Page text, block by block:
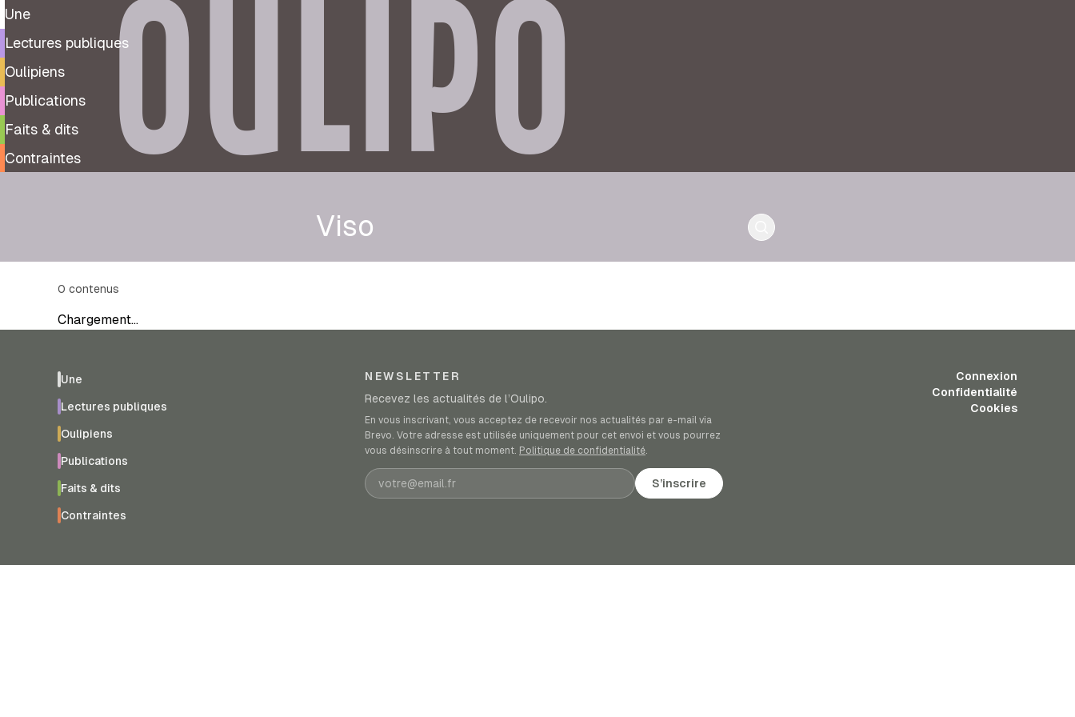
Une
Lectures publiques
Oulipiens
Publications
Faits & dits
Contraintes
OULIPO
Viso
0 contenus
Chargement…
Une
Lectures publiques
Oulipiens
Publications
Faits & dits
Contraintes
NEWSLETTER
Recevez les actualités de l’Oulipo.
En vous inscrivant, vous acceptez de recevoir nos actualités par e-mail via
Brevo. Votre adresse est utilisée uniquement pour cet envoi et vous pourrez
vous désinscrire à tout moment. Politique de confidentialité.
Adresse e-mail S’inscrire
Connexion
Confidentialité
Cookies